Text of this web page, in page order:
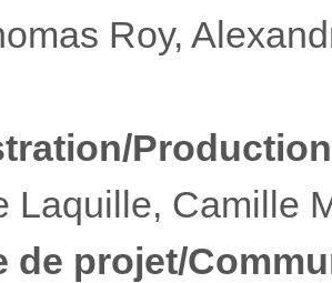
Roy,
Production
Laquille, Camille
de projet/